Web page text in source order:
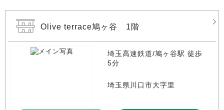
Olive terrace鳩ヶ谷 1階
埼玉高速鉄道/鳩ヶ谷駅 徒歩
5分
埼玉県川口市大字里